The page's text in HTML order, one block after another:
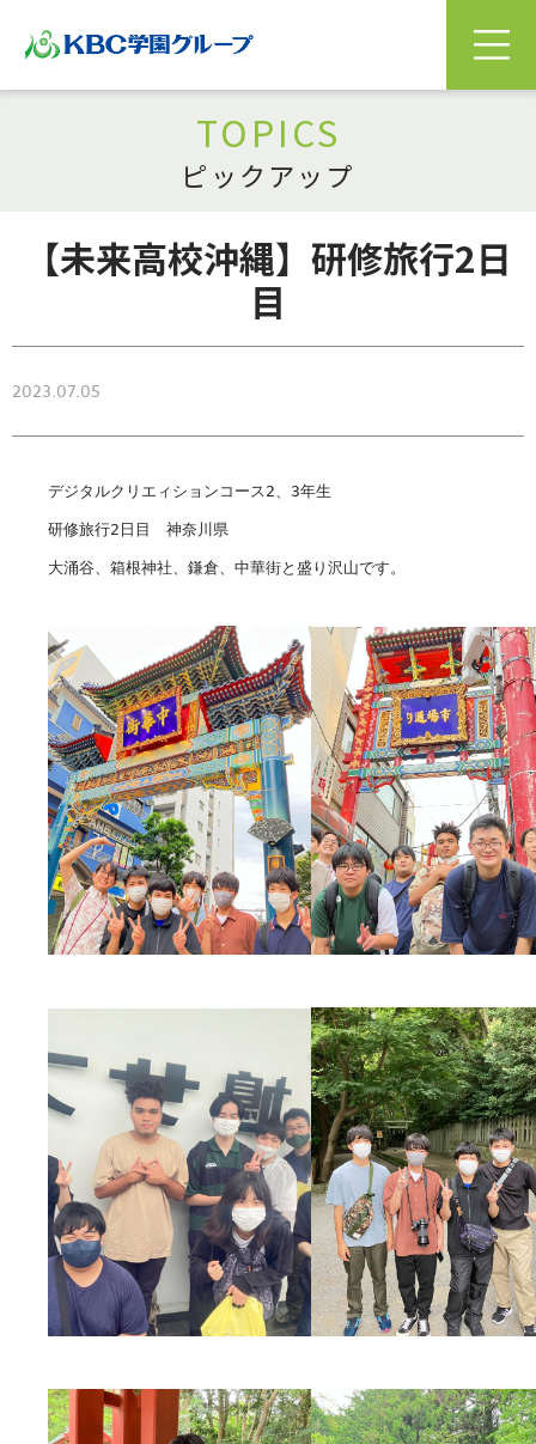
TOPICS
ピックアップ
【未来高校沖縄】研修旅行2日
目
2023.07.05
デジタルクリエィションコース2、3年生
研修旅行2日目　神奈川県
大涌谷、箱根神社、鎌倉、中華街と盛り沢山です。